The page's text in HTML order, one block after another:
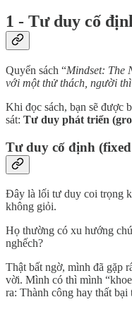
1 - Tư duy cố
Quyển sách “Mindset: The
với một thử thách, người
Khi đọc sách, bạn sẽ được
sát: Tư duy phát triển
Tư duy cố định
Đây là lối tư duy coi trọng
không giỏi.
Họ thường có xu hướng
nghếch?
Thật bất ngờ, mình đã gặp
vời. Mình có thì mình
ra: Thành công hay thất